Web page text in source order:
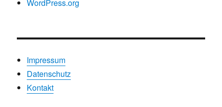
WordPress.org
Impressum
Datenschutz
Kontakt